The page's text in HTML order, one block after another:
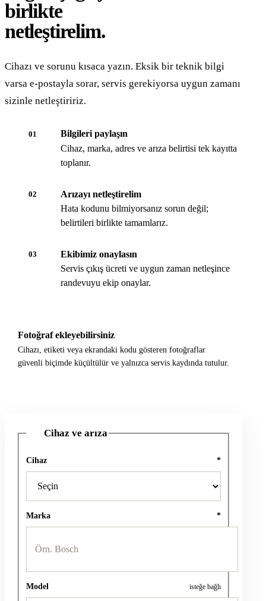
birlikte
netleştirelim.
Cihazı ve sorunu kısaca yazın. Eksik bir teknik bilgi
varsa e-postayla sorar, servis gerekiyorsa uygun zamanı
sizinle netleştiririz.
01
Bilgileri paylaşın
Cihaz, marka, adres ve arıza belirtisi tek kayıtta
toplanır.
02
Arızayı netleştirelim
Hata kodunu bilmiyorsanız sorun değil;
belirtileri birlikte tamamlarız.
03
Ekibimiz onaylasın
Servis çıkış ücreti ve uygun zaman netleşince
randevuyu ekip onaylar.
Fotoğraf ekleyebilirsiniz
Cihazı, etiketi veya ekrandaki kodu gösteren fotoğraflar
güvenli biçimde küçültülür ve yalnızca servis kaydında tutulur.
Cihaz ve arıza
Cihaz *
Marka *
Model isteğe bağlı